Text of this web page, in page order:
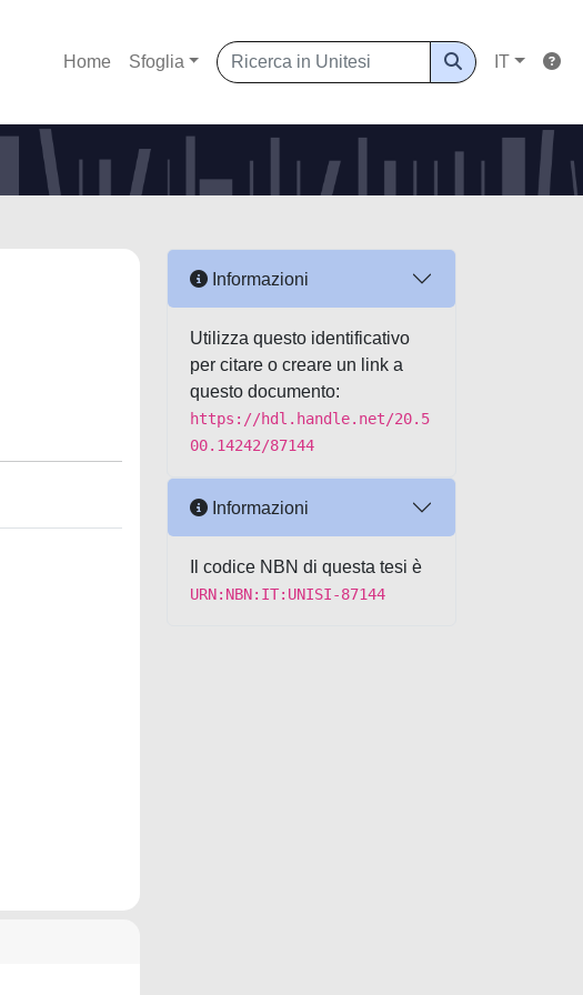
Home Sfoglia IT
Informazioni
Utilizza questo identificativo
per citare o creare un link a
questo documento:
https://hdl.handle.net/20.5
00.14242/87144
Informazioni
Il codice NBN di questa tesi è
URN:NBN:IT:UNISI-87144